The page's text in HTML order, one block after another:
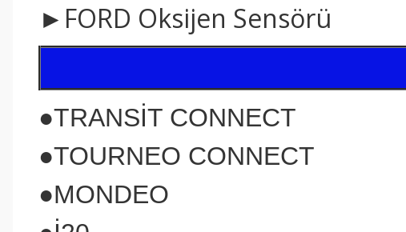
►FORD Oksijen Sensörü
●TRANSİT CONNECT
●TOURNEO CONNECT
●MONDEO